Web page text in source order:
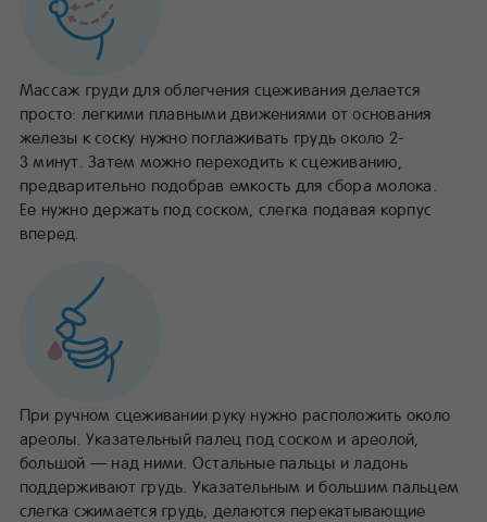
Массаж груди для облегчения сцеживания делается
просто: легкими плавными движениями от основания
железы к соску нужно поглаживать грудь около 2-
3 минут. Затем можно переходить к сцеживанию,
предварительно подобрав емкость для сбора молока.
Ее нужно держать под соском, слегка подавая корпус
вперед.
При ручном сцеживании руку нужно расположить около
ареолы. Указательный палец под соском и ареолой,
большой — над ними. Остальные пальцы и ладонь
поддерживают грудь. Указательным и большим пальцем
слегка сжимается грудь, делаются перекатывающие